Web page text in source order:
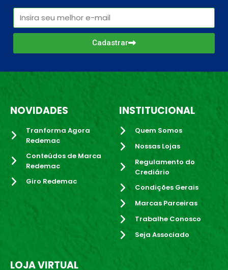
Cadastrar
NOVIDADES
Tranforma Agora
Redemac
Conteúdos de Marca
Redemac
Giro Redemac
INSTITUCIONAL
Quem Somos
Nossas Lojas
Regulamento do
Crediário
Condições Gerais
Marcas Parceiras
Trabalhe Conosco
Seja Associado
LOJA VIRTUAL